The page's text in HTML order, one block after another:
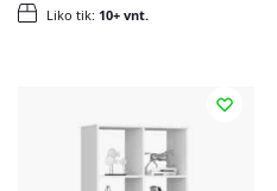
Liko tik: 10+ vnt.